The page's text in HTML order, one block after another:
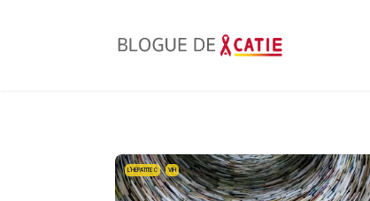
L'HÉPATITE C VIH